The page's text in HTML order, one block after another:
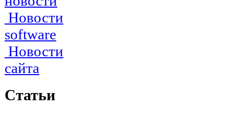
Новости
software
Новости
сайта
Статьи